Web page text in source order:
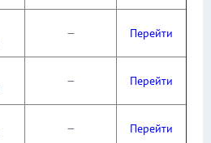
— Перейти
— Перейти
— Перейти